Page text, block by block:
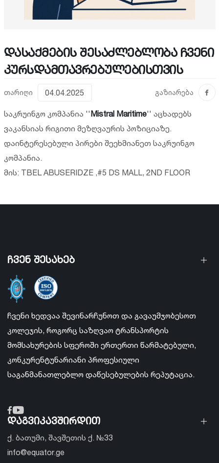
დასაქმების შესაძლებლობა ჩვენი
კურსდამთავრებულებისთვის
თარიღი 04.04.2025 გაზიარება
საკრუინგო კომპანია ''Mistral Maritime'' აცხადებს
ვაკანსიას რიგითი მეზღვაურის პოზიციაზე.
დაინტერესებული პირები შეეხმიანეთ საკრუინგო
კომპანია.
მის: TBEL ABUSERIDZE ,#5 DS MALL, 2ND FLOOR
ჩვენ შესახებ
ჩვენი ხედვაა შევინარჩუნოთ და გავაუმჯობესოთ
კოლეჯის, როგორც საზღვაო ტრანსპორტის
მომსახურების სფეროში ერთერთი წარმატებული,
კონკურენტუნარიანი პროფესიული
საგანმანათლებლო დაწესებულების რეპუტაცია.
დაგვიკავშირდით
ქ. ბათუმი, შავშეთის ქ. №33
info@equator.ge